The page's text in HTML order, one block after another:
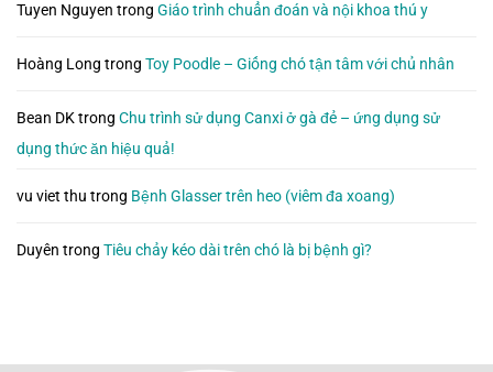
Tuyen Nguyen trong Giáo trình chuẩn đoán và nội khoa thú y
Hoàng Long trong Toy Poodle – Giống chó tận tâm với chủ nhân
Bean DKtrong Chu trình sử dụng Canxi ở gà đẻ – ứng dụng sử
dụng thức ăn hiệu quả!
vu viet thu trong Bệnh Glasser trên heo (viêm đa xoang)
Duyên trong Tiêu chảy kéo dài trên chó là bị bệnh gì?